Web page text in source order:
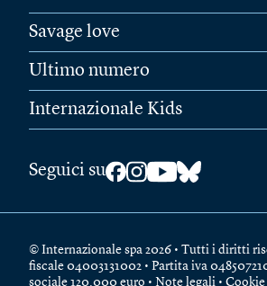
Savage love
Ultimo numero
Internazionale Kids
Seguici su
© Internazionale spa 2026 • Tutti i diritti
fiscale 04003131002 • Partita iva
sociale 120.000 euro • Note legali • Cookie